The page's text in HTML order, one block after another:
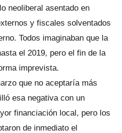
neoliberal asentado en
y fiscales solventados
Todos imaginaban que la
el 2019, pero el fin de la
imprevista.
que no aceptaría más
esa negativa con un
financiación local, pero los
de inmediato el